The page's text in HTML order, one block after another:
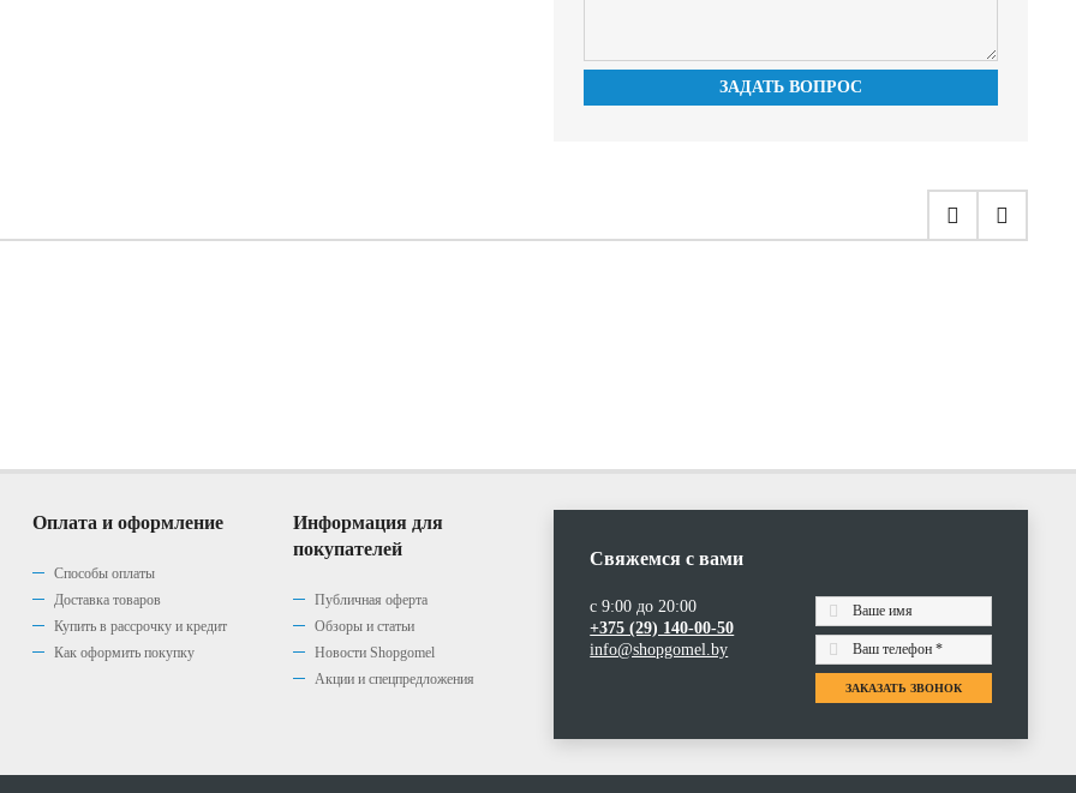
ЗАДАТЬ ВОПРОС
Оплата и оформление
Способы оплаты
Доставка товаров
Купить в рассрочку и кредит
Как оформить покупку
Информация для
покупателей
Публичная оферта
Обзоры и статьи
Новости Shopgomel
Акции и спецпредложения
Свяжемся с вами
с 9:00 до 20:00
+375 (29) 140-00-50
info@shopgomel.by
ЗАКАЗАТЬ ЗВОНОК